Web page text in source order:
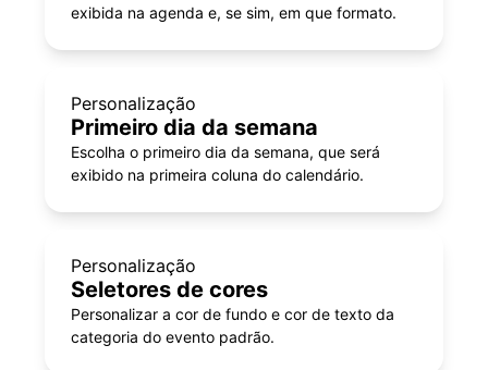
exibida na agenda e, se sim, em que formato.
Personalização
Primeiro dia da semana
Escolha o primeiro dia da semana, que será
exibido na primeira coluna do calendário.
Personalização
Seletores de cores
Personalizar a cor de fundo e cor de texto da
categoria do evento padrão.